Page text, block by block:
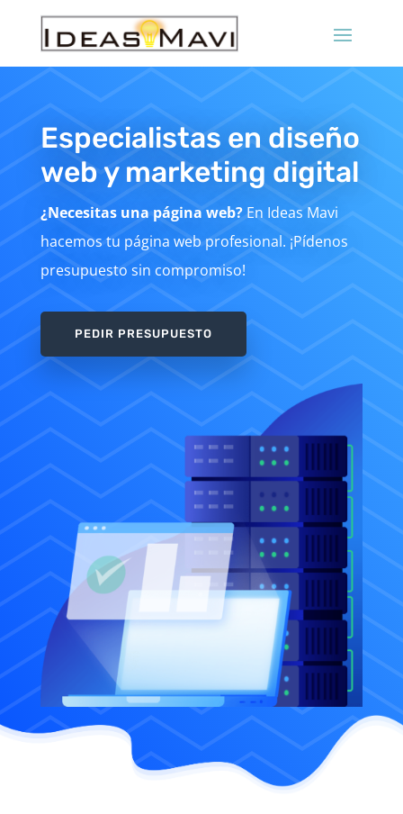
Especialistas en diseño
web y marketing digital
¿Necesitas una página web?En Ideas Mavi
hacemos tu página web profesional. ¡Pídenos
presupuesto sin compromiso!
PEDIR PRESUPUESTO